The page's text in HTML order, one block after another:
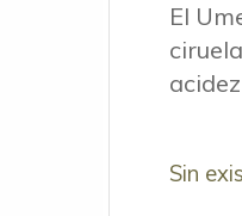
El
Sin